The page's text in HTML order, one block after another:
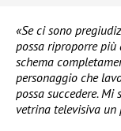
«Se ci sono
possa riproporre più
schema
personaggio che
possa succedere.
vetrina televisiva un